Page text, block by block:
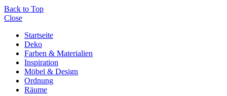
Back to Top
Close
Startseite
Deko
Farben & Materialien
Inspiration
Möbel & Design
Ordnung
Räume